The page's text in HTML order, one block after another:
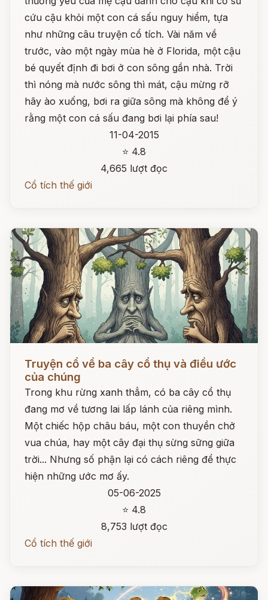
cứu cậu khỏi một con cá sấu nguy hiểm, tựa
như những câu truyện cổ tích. Vài năm về
trước, vào một ngày mùa hè ở Florida, một cậu
bé quyết định đi bơi ở con sông gần nhà. Trời
thì nóng mà nước sông thì mát, cậu mừng rỡ
hãy ào xuống, bơi ra giữa sông mà không để ý
rằng một con cá sấu đang bơi lại phía sau!
11-04-2015
⭐ 4.8
4,665 lượt đọc
Cổ tích thế giới
Truyện cổ về ba cây cổ thụ và điều ước
của chúng
Trong khu rừng xanh thẳm, có ba cây cổ thụ
đang mơ về tương lai lấp lánh của riêng mình.
Một chiếc hộp châu báu, một con thuyền chở
vua chúa, hay một cây đại thụ sừng sững giữa
trời... Nhưng số phận lại có cách riêng để thực
hiện những ước mơ ấy.
05-06-2025
⭐ 4.8
8,753 lượt đọc
Cổ tích thế giới